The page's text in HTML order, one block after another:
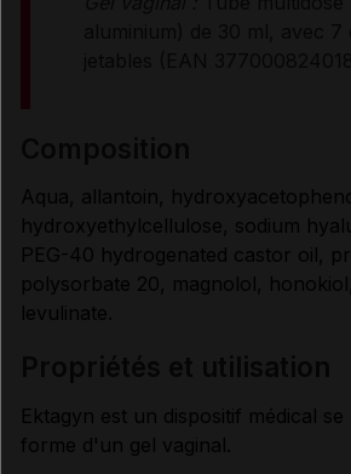
PRÉCAUTIONS D'EMPLOI
CONDITIONS DE CONSERVATION
Données administratives
Aqua, allantoin,
hydroxyethylcellulose, sodium
PEG-40 hydrogenated castor oil,
polysorbate 20, magnolol,
levulinate.
Ektagyn est un dispositif médical
forme d'un gel vaginal.